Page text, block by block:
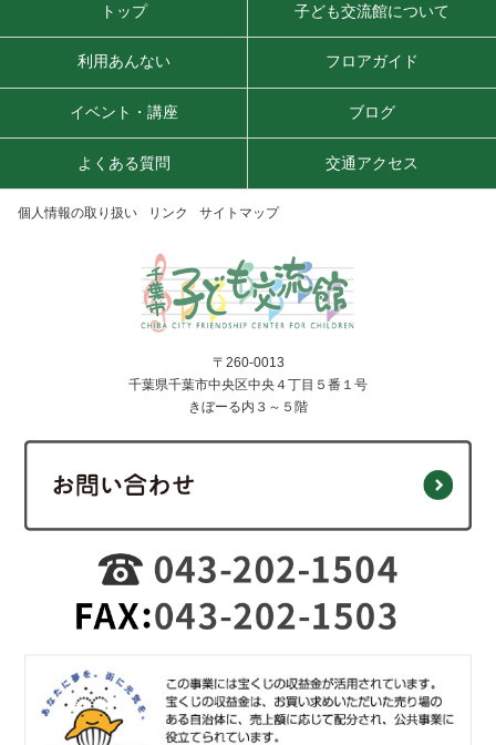
トップ 子ども交流館について
利用あんない フロアガイド
イベント・講座 ブログ
よくある質問 交通アクセス
個人情報の取り扱い リンク サイトマップ
〒260-0013
千葉県千葉市中央区中央４丁目５番１号
きぼーる内３～５階